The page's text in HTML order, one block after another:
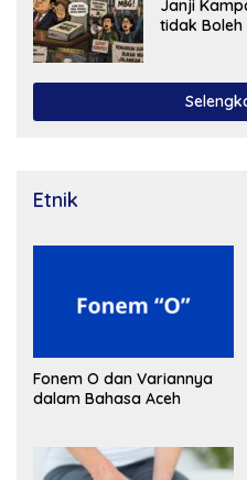
Janji
tidak
Etnik
Fonem O dan Variannya
dalam Bahasa Aceh